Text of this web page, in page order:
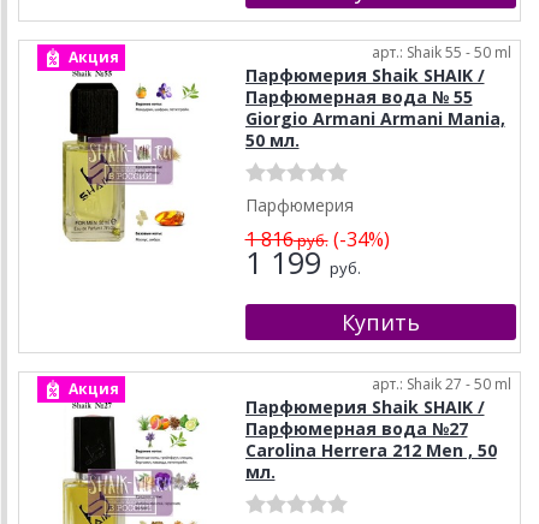
Акция арт.: Shaik 55 - 50 ml
Парфюмерия Shaik SHAIK /
Парфюмерная вода № 55
Giorgio Armani Armani Mania,
50 мл.
Парфюмерия
1 816руб.(-34%)
1 199 руб.
Акция арт.: Shaik 27 - 50 ml
Парфюмерия Shaik SHAIK /
Парфюмерная вода №27
Carolina Herrera 212 Men , 50
мл.